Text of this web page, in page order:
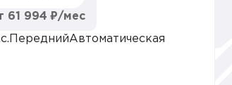
61 994 ₽/мес
ПереднийАвтоматическая